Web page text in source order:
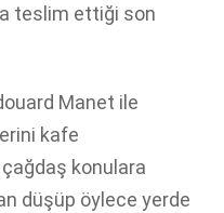
teslim ettiği son
Manet ile
kafe
konulara
düşüp öylece yerde